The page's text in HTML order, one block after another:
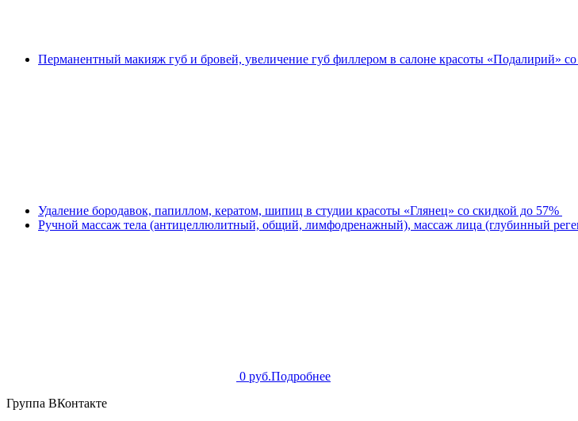
Перманентный макияж губ и бровей, увеличение губ филлером в салоне красоты «Подалирий»
Удаление бородавок, папиллом, кератом, шипиц в студии красоты «Глянец» со скидкой до 57%
Ручной массаж тела (антицеллюлитный, общий, лимфодренажный), массаж лица (глубинный
0 руб.Подробнее
Группа ВКонтакте